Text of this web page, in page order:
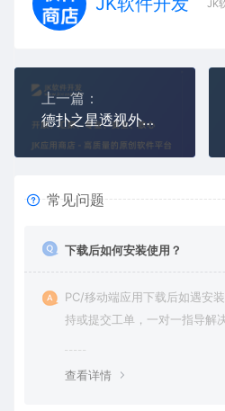
JK
上一篇：
德扑之星透视外挂手机版(德扑之星辅助作弊器12月最新版)
常见问题
下载后如何安装使用？
PC/移动端应用下载后如遇安
持或提交工单，一对一指导解
查看详情